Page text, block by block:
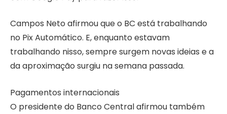
Campos Neto afirmou que o BC está trabalhando
no Pix Automático. E, enquanto estavam
trabalhando nisso, sempre surgem novas ideias e a
da aproximação surgiu na semana passada.
Pagamentos internacionais
O presidente do Banco Central afirmou também